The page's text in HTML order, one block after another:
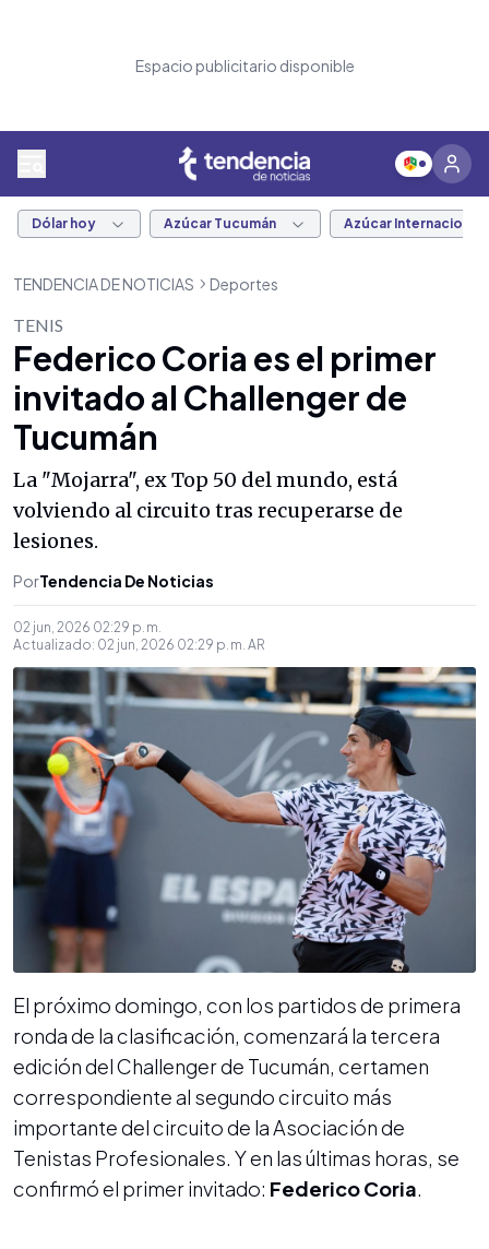
Espacio publicitario disponible
Dólar hoy Azúcar Tucumán Azúcar Internacional
TENDENCIA DE NOTICIAS Deportes
TENIS
Federico Coria es el primer
invitado al Challenger de
Tucumán
La "Mojarra", ex Top 50 del mundo, está
volviendo al circuito tras recuperarse de
lesiones.
PorTendencia De Noticias
02 jun, 2026 02:29 p. m.
Actualizado: 02 jun, 2026 02:29 p. m. AR
El próximo domingo, con los partidos de primera
ronda de la clasificación, comenzará la tercera
edición del Challenger de Tucumán, certamen
correspondiente al segundo circuito más
importante del circuito de la Asociación de
Tenistas Profesionales. Y en las últimas horas, se
confirmó el primer invitado: Federico Coria.